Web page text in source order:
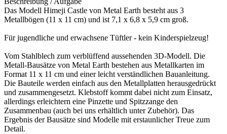
Das Modell Himeji Castle von Metal Earth besteht aus 3
Metallbögen (11 x 11 cm) und ist 7,1 x 6,8 x 5,9 cm groß.
Für jugendliche und erwachsene Tüftler - kein Kinderspielzeug!
Vom Stahlblech zum verblüffend aussehenden 3D-Modell. Die
Metall-Bausätze von Metal Earth bestehen aus Metallkarten im
Format 11 x 11 cm und einer leicht verständlichen Bauanleitung.
Die Bauteile werden einfach aus den Metallplatten herausgedrückt
und zusammengesetzt. Klebstoff kommt dabei nicht zum Einsatz,
allerdings erleichtern eine Pinzette und Spitzzange den
Zusammenbau (auch bei uns erhältlich unter Zubehör). Das
Ergebnis der Bausätze sind Modelle mit erstaunlicher Treue zum
Detail.